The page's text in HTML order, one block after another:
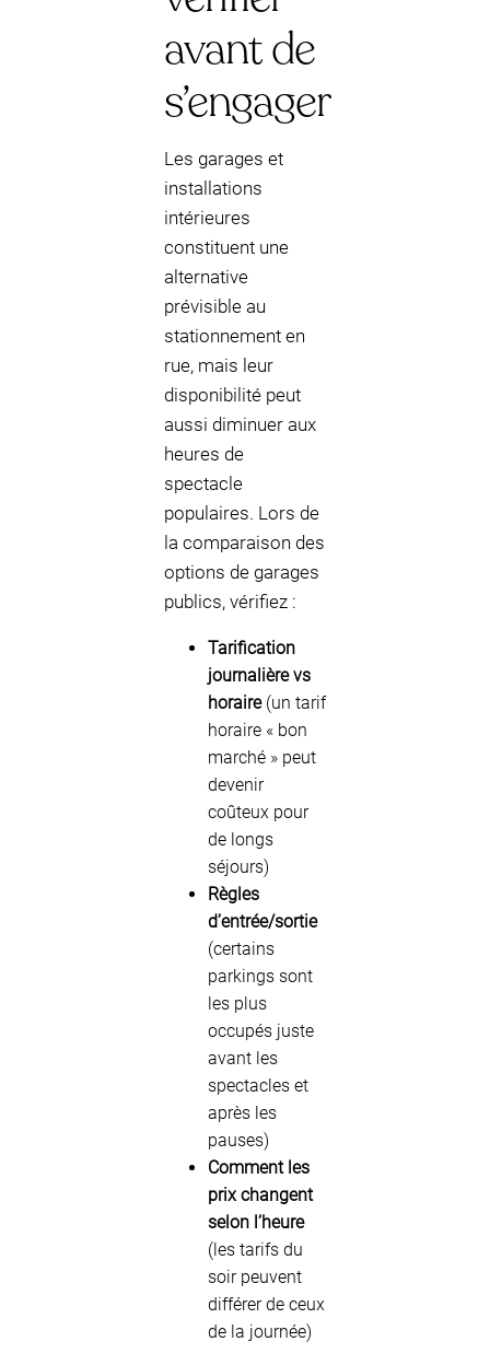
avant de
s’engager
Les garages et
installations
intérieures
constituent une
alternative
prévisible au
stationnement en
rue, mais leur
disponibilité peut
aussi diminuer aux
heures de
spectacle
populaires. Lors de
la comparaison des
options de garages
publics, vérifiez :
Tarification
journalière vs
horaire(un tarif
horaire « bon
marché » peut
devenir
coûteux pour
de longs
séjours)
Règles
d’entrée/sortie
(certains
parkings sont
les plus
occupés juste
avant les
spectacles et
après les
pauses)
Comment les
prix changent
selon l’heure
(les tarifs du
soir peuvent
différer de ceux
de la journée)